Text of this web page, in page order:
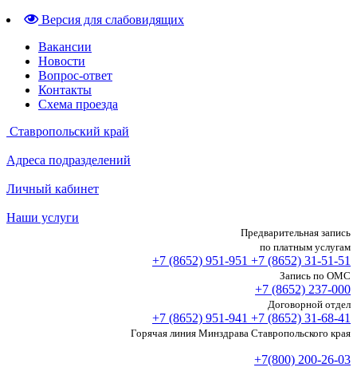
Версия для слабовидящих
Вакансии
Новости
Вопрос-ответ
Контакты
Схема проезда
Ставропольский край
Адреса подразделений
Личный кабинет
Наши услуги
Предварительная запись
по платным услугам
+7 (8652) 951-951 +7 (8652) 31-51-51
Запись по ОМС
+7 (8652) 237-000
Договорной отдел
+7 (8652) 951-941 +7 (8652) 31-68-41
Горячая линия Минздрава Ставропольского края
+7(800) 200-26-03